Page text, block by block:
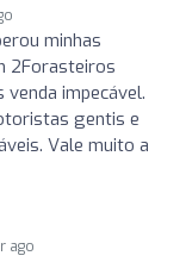
minhas
2Forasteiros
impecável.
gentis e
Vale muito a
ago